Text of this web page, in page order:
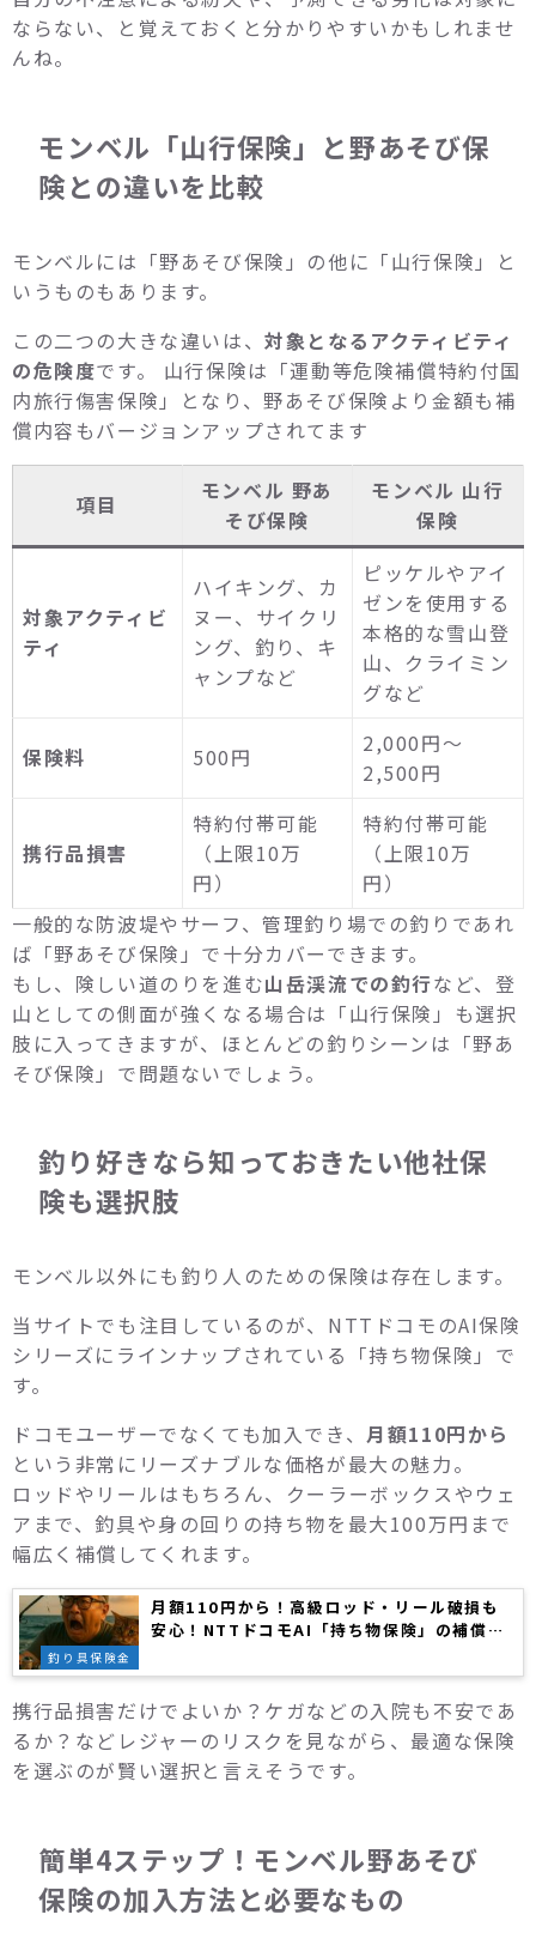
ならない、と覚えておくと分かりやすいかもしれませ
んね。
モンベル「山行保険」と野あそび保
険との違いを比較
モンベルには「野あそび保険」の他に「山行保険」と
いうものもあります。
この二つの大きな違いは、対象となるアクティビティ
の危険度です。 山行保険は「運動等危険補償特約付国
内旅行傷害保険」となり、野あそび保険より金額も補
償内容もバージョンアップされてます
項目
モンベル 野あ
そび保険
モンベル 山行
保険
対象アクティビ
ティ
ハイキング、カ
ヌー、サイクリ
ング、釣り、キ
ャンプなど
ピッケルやアイ
ゼンを使用する
本格的な雪山登
山、クライミン
グなど
保険料 500円
2,000円～
2,500円
携行品損害
特約付帯可能
（上限10万
円）
特約付帯可能
（上限10万
円）
一般的な防波堤やサーフ、管理釣り場での釣りであれ
ば「野あそび保険」で十分カバーできます。
もし、険しい道のりを進む山岳渓流での釣行など、登
山としての側面が強くなる場合は「山行保険」も選択
肢に入ってきますが、ほとんどの釣りシーンは「野あ
そび保険」で問題ないでしょう。
釣り好きなら知っておきたい他社保
険も選択肢
モンベル以外にも釣り人のための保険は存在します。
当サイトでも注目しているのが、NTTドコモのAI保険
シリーズにラインナップされている「持ち物保険」で
す。
ドコモユーザーでなくても加入でき、月額110円から
という非常にリーズナブルな価格が最大の魅力。
ロッドやリールはもちろん、クーラーボックスやウェ
アまで、釣具や身の回りの持ち物を最大100万円まで
幅広く補償してくれます。
釣り具保険金
月額110円から！高級ロッド・リール破損も
安心！NTTドコモAI「持ち物保険」の補償内
携行品損害だけでよいか？ケガなどの入院も不安であ
るか？などレジャーのリスクを見ながら、最適な保険
を選ぶのが賢い選択と言えそうです。
簡単4ステップ！モンベル野あそび
保険の加入方法と必要なもの